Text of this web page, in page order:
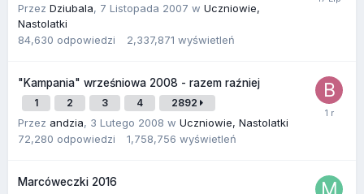
Przez Dziubala, 7 Listopada 2007 w Uczniowie,
Nastolatki
84,630 odpowiedzi 2,337,871 wyświetleń
"Kampania" wrześniowa 2008 - razem raźniej
1 2 3 4 2892
Przez andzia, 3 Lutego 2008 w Uczniowie, Nastolatki
72,280 odpowiedzi 1,758,756 wyświetleń
Marcóweczki 2016